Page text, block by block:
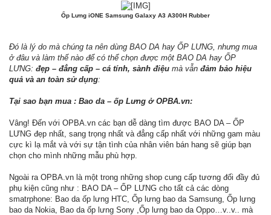
Ốp Lưng iONE Samsung Galaxy A3 A300H Rubber​
Đó là lý do mà chúng ta nên dùng BAO DA hay ỐP LƯNG, nhưng mua
ở đâu và làm thế nào để có thể chọn được một BAO DA hay ỐP
LƯNG: đẹp – đẳng cấp – cá tính, sành điệu mà vẫn đảm bảo hiệu
quả và an toàn sử dụng:
Tại sao bạn mua : Bao da – ốp Lưng ở OPBA.vn:
Vâng! Đến với OPBA.vn các bạn dễ dàng tìm được BAO DA – ỐP
LƯNG đẹp nhất, sang trọng nhất và đẳng cấp nhất với những gam màu
cực kì lạ mắt và với sự tận tình của nhân viên bán hang sẽ giúp bạn
chọn cho mình những mẫu phù hợp.
Ngoài ra OPBA.vn là một trong những shop cung cấp tương đối đầy đủ
phụ kiện cũng như : BAO DA – ỐP LƯNG cho tất cả các dòng
smatrphone: Bao da ốp lưng HTC, Ốp lưng bao da Samsung, Ốp lưng
bao da Nokia, Bao da ốp lưng Sony ,Ốp lưng bao da Oppo…v..v.. mà